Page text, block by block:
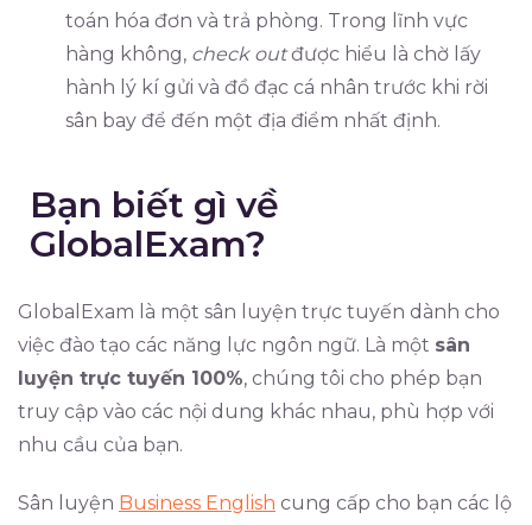
toán hóa đơn và trả phòng. Trong lĩnh vực
hàng không, check outđược hiểu là chờ lấy
hành lý kí gửi và đồ đạc cá nhân trước khi rời
sân bay để đến một địa điểm nhất định.
Bạn biết gì về
GlobalExam?
GlobalExam là một sân luyện trực tuyến dành cho
việc đào tạo các năng lực ngôn ngữ. Là một sân
luyện trực tuyến 100%, chúng tôi cho phép bạn
truy cập vào các nội dung khác nhau, phù hợp với
nhu cầu của bạn.
Sân luyện Business English cung cấp cho bạn các lộ